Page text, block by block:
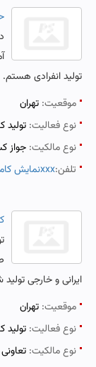
تولید انفرادی هستم.
موقعیت: تهران
نوع فعالیت: تولید
نوع مالکیت: جواز
تلفن:نمایش کامل 09xxx
ایرانی و خارجی
موقعیت: تهران
نوع فعالیت: تولید
نوع مالکیت: تعاونی